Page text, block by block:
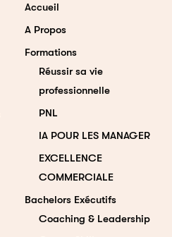
Accueil
A Propos
Formations
Réussir sa vie
professionnelle
PNL
IA POUR LES MANAGER
EXCELLENCE
COMMERCIALE
Bachelors Exécutifs
Coaching & Leadership